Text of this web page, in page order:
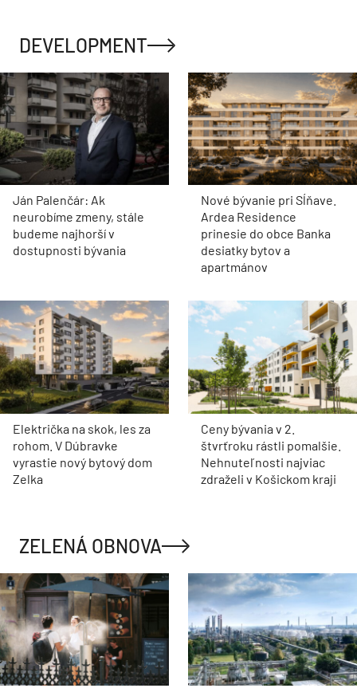
DEVELOPMENT
Ján Palenčár: Ak
neurobíme zmeny, stále
budeme najhorší v
dostupnosti bývania
Nové bývanie pri Sĺňave.
Ardea Residence
prinesie do obce Banka
desiatky bytov a
apartmánov
Električka na skok, les za
rohom. V Dúbravke
vyrastie nový bytový dom
Zelka
Ceny bývania v 2.
štvrťroku rástli pomalšie.
Nehnuteľnosti najviac
zdraželi v Košickom kraji
ZELENÁ OBNOVA